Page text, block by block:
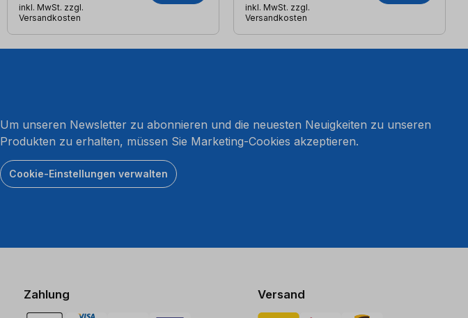
inkl. MwSt. zzgl.
Versandkosten
inkl. MwSt. zzgl.
Versandkosten
Um unseren Newsletter zu abonnieren und die neuesten Neuigkeiten zu unseren
Produkten zu erhalten, müssen Sie Marketing-Cookies akzeptieren.
Cookie-Einstellungen verwalten
Zahlung Versand